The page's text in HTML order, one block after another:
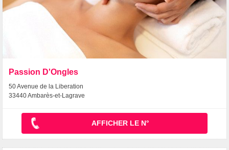
Passion D'Ongles
50 Avenue de la Liberation
33440 Ambarès-et-Lagrave
AFFICHER LE N°